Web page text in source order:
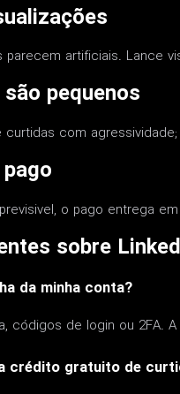
parecem artificiais. Lance
pequenos
com
o pago entrega
sobre
da minha conta?
códigos de login ou 2FA.
crédito gratuito de